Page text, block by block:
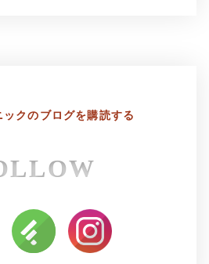
ックのブログを購読する